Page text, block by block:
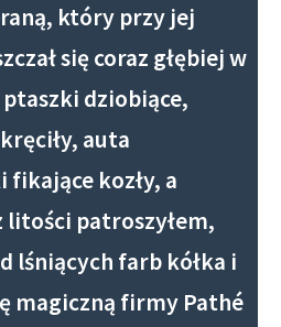
który przy jej
się coraz głębiej w
dziobiące,
auta
kozły, a
patroszyłem,
lśniących farb kółka i
magiczną firmy Pathé